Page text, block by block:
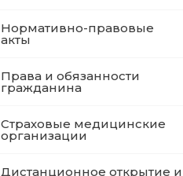
Нормативно-правовые
акты
Права и обязанности
гражданина
Страховые медицинские
организации
Дистанционное открытие и